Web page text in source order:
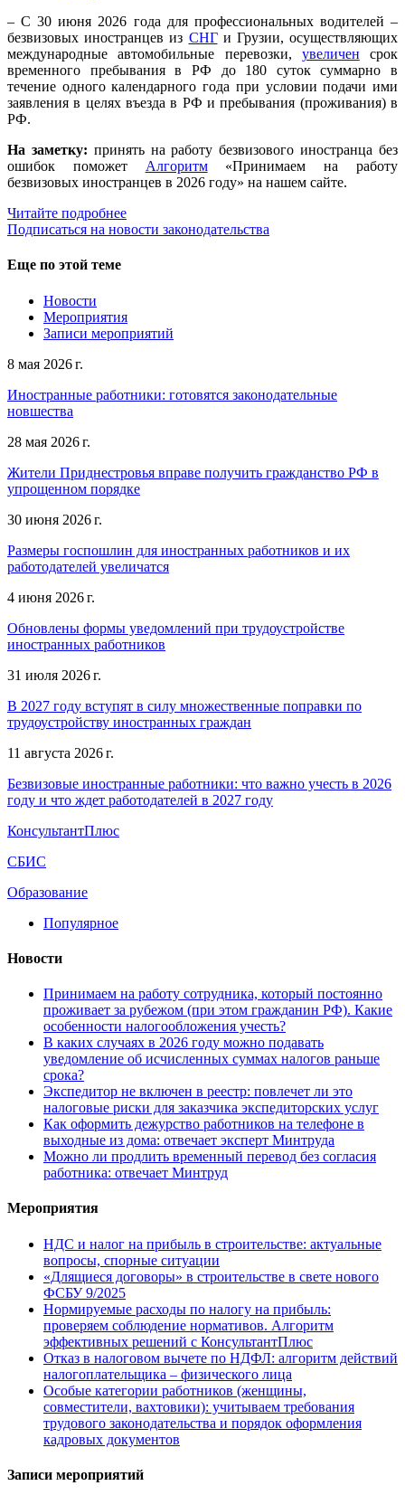
– С 30 июня 2026 года для профессиональных водителей –
безвизовых иностранцев из СНГи Грузии, осуществляющих
международные автомобильные перевозки, увеличен срок
временного пребывания в РФ до 180 суток суммарно в
течение одного календарного года при условии подачи ими
заявления в целях въезда в РФ и пребывания (проживания) в
РФ.
На заметку: принять на работу безвизового иностранца без
ошибок поможет Алгоритм«Принимаем на работу
безвизовых иностранцев в 2026 году» на нашем сайте.
Читайте подробнее
Подписаться на новости законодательства
Еще по этой теме
Новости
Мероприятия
Записи мероприятий
8 мая 2026 г.
Иностранные работники: готовятся законодательные
новшества
28 мая 2026 г.
Жители Приднестровья вправе получить гражданство РФ в
упрощенном порядке
30 июня 2026 г.
Размеры госпошлин для иностранных работников и их
работодателей увеличатся
4 июня 2026 г.
Обновлены формы уведомлений при трудоустройстве
иностранных работников
31 июля 2026 г.
В 2027 году вступят в силу множественные поправки по
трудоустройству иностранных граждан
11 августа 2026 г.
Безвизовые иностранные работники: что важно учесть в 2026
году и что ждет работодателей в 2027 году
КонсультантПлюс
СБИС
Образование
Популярное
Новости
Принимаем на работу сотрудника, который постоянно
проживает за рубежом (при этом гражданин РФ). Какие
особенности налогообложения учесть?
В каких случаях в 2026 году можно подавать
уведомление об исчисленных суммах налогов раньше
срока?
Экспедитор не включен в реестр: повлечет ли это
налоговые риски для заказчика экспедиторских услуг
Как оформить дежурство работников на телефоне в
выходные из дома: отвечает эксперт Минтруда
Можно ли продлить временный перевод без согласия
работника: отвечает Минтруд
Мероприятия
НДС и налог на прибыль в строительстве: актуальные
вопросы, спорные ситуации
«Длящиеся договоры» в строительстве в свете нового
ФСБУ 9/2025
Нормируемые расходы по налогу на прибыль:
проверяем соблюдение нормативов. Алгоритм
эффективных решений с КонсультантПлюс
Отказ в налоговом вычете по НДФЛ: алгоритм действий
налогоплательщика – физического лица
Особые категории работников (женщины,
совместители, вахтовики): учитываем требования
трудового законодательства и порядок оформления
кадровых документов
Записи мероприятий